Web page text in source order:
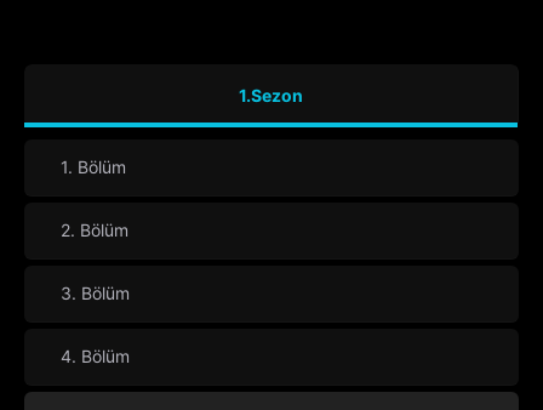
1.Sezon
1. Bölüm
2. Bölüm
3. Bölüm
4. Bölüm